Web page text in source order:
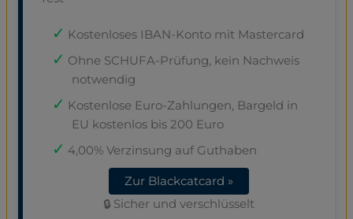
Kostenloses IBAN-Konto mit Mastercard
Ohne SCHUFA-Prüfung, kein Nachweis
notwendig
Kostenlose Euro-Zahlungen, Bargeld in
EU kostenlos bis 200 Euro
4,00% Verzinsung auf Guthaben
Zur Blackcatcard »
🔒 Sicher und verschlüsselt